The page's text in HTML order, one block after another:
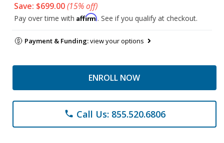
Save: $699.00(15% off)
Pay over time with Affirm. See if you qualify at checkout.
Payment & Funding:view your options
ENROLL NOW
phone Call Us: 855.520.6806